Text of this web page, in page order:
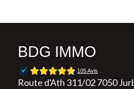
BDG IMMO
Route d'Ath 311/02 7050